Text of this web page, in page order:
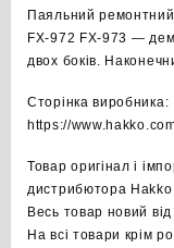
Паяльний
FX-972 FX-973 —
двох боків.
Сторінка виробника:
https://
Товар оригінал і
дистрибютора
Весь товар новий
На всі товари крім